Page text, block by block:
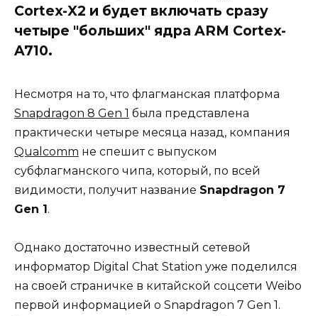
Cortex-X2 и будет включать сразу
четыре "больших" ядра ARM Cortex-
A710.
Несмотря на то, что флагманская платформа
Snapdragon 8 Gen 1 была представлена
практически четыре месяца назад, компания
Qualcomm не спешит с выпуском
субфлагманского чипа, который, по всей
видимости, получит название Snapdragon 7
Gen 1.
Однако достаточно известный сетевой
информатор Digital Chat Station уже поделился
на своей страничке в китайской соцсети Weibo
первой информацией о Snapdragon 7 Gen 1.